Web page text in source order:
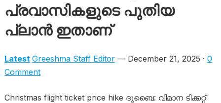
പ്രവാസികളുടെ പുതിയ
പ്ലാൻ ഇതാണ്
Latest Greeshma Staff Editor— December 21, 2025 · 0
Comment
Christmas flight ticket price hike ദുബൈ: വിമാന ടിക്കറ്റ്